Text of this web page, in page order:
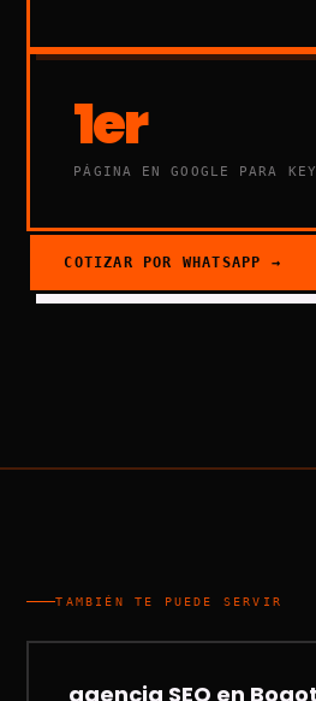
1er
PÁGINA EN GOOGLE PARA
COTIZAR POR WHATSAPP →
TAMBIÉN TE PUEDE SERVIR
agencia SEO en